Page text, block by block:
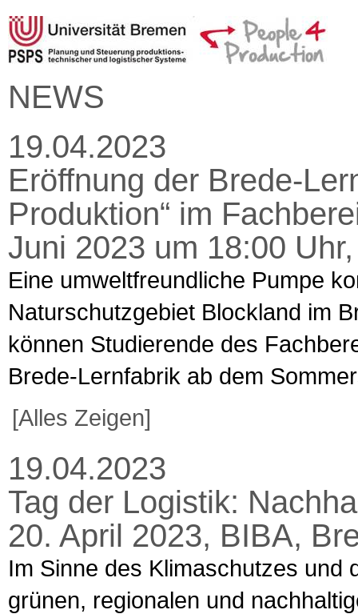
NEWS
19.04.2023
Eröffnung der Brede-
Produktion“ im
Juni 2023 um 18:00
Eine umweltfreundliche Pumpe
Naturschutzgebiet Blockland im
können Studierende des
Brede-Lernfabrik ab dem
[Alles Zeigen]
19.04.2023
Tag der Logistik:
20. April 2023, BIBA,
Im Sinne des Klimaschutzes und
grünen, regionalen und